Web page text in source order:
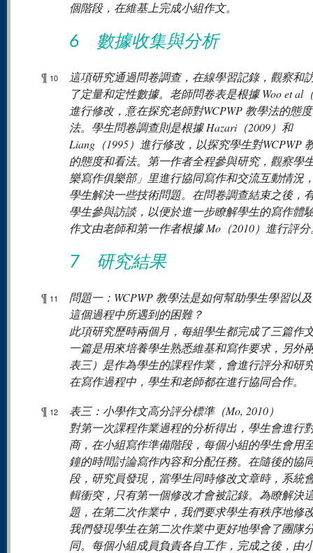
個階段，在維基上完成小組作文。
6 數據收集與分析
¶ 10
這項研究通過問卷調查，在線學習記錄，觀察和
了定量和定性數據。老師問卷表是根據 Woo et al
進行修改，意在探究老師對WCPWP 教學法的態
法。學生問卷調查則是根據 Hazari（2009）和
Liang（1995）進行修改，以探究學生對WCPWP
的態度和看法。第一作者全程參與研究，觀察學
樂寫作俱樂部」里進行協同寫作和交流互動情況
學生解決一些技術問題。在問卷調查結束之後，
學生參與訪談，以便於進一步瞭解學生的寫作體
作文由老師和第一作者根據 Mo（2010）進行評分
7 研究結果
¶ 11
問題一：WCPWP 教學法是如何幫助學生學習以
這個過程中所遇到的困難？
此項研究歷時兩個月，每組學生都完成了三篇作
一篇是用來培養學生熟悉維基和寫作要求，另外
表三）是作為學生的課程作業，會進行評分和研
在寫作過程中，學生和老師都在進行協同合作。
¶ 12
表三：小學作文高分評分標準（Mo, 2010）
對第一次課程作業過程的分析得出，學生會進行
商，在小組寫作準備階段，每個小組的學生會用
鐘的時間討論寫作內容和分配任務。在隨後的協
段，研究員發現，當學生同時修改文章時，系統
輯衝突，只有第一個修改才會被記錄。為瞭解決
題，在第二次作業中，我們要求學生有秩序地修
我們發現學生在第二次作業中更好地學會了團隊
同。每個小組成員負責各自工作，完成之後，由